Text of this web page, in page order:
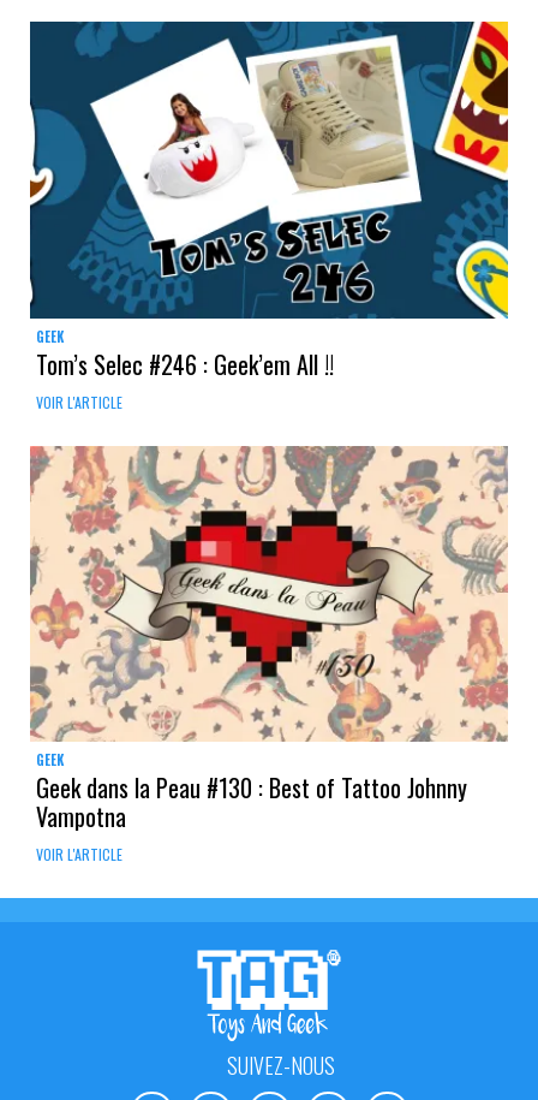
GEEK
Tom’s Selec #246 : Geek’em All !!
VOIR L'ARTICLE
GEEK
Geek dans la Peau #130 : Best of Tattoo Johnny
Vampotna
VOIR L'ARTICLE
SUIVEZ-NOUS